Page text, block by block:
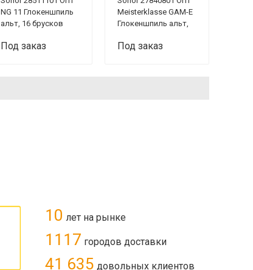
NG 11 Глокеншпиль
альт, 16 брусков
Под заказ
Meisterklasse GAM-E
Глокеншпиль альт,
Под заказ
10 лет на рынке
1117 городов доставки
41 635 довольных клиентов